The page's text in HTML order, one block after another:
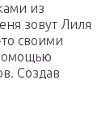
из
зовут Лиля
своими
Создав